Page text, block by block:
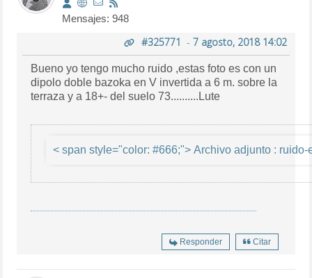
Mensajes: 948
#325771 - 7 agosto, 2018 14:02
Bueno yo tengo mucho ruido ,estas foto es con un
dipolo doble bazoka en V invertida a 6 m. sobre la
terraza y a 18+- del suelo 73..........Lute
< span
Responder Citar